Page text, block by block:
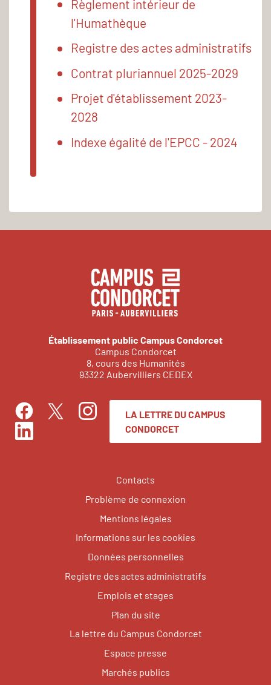
Règlement intérieur de
l'Humathèque
Registre des actes administratifs
Contrat pluriannuel 2025-2029
Projet d'établissement 2023-
2028
Indexe égalité de l'EPCC - 2024
Établissement public Campus Condorcet
Campus Condorcet
8, cours des Humanités
93322 Aubervilliers CEDEX
FacebookTwitterInstagram
LinkedIn
LA LETTRE DU CAMPUS
CONDORCET
Contacts
Problème de connexion
Mentions légales
Informations sur les cookies
Données personnelles
Registre des actes administratifs
Emplois et stages
Plan du site
La lettre du Campus Condorcet
Espace presse
Marchés publics